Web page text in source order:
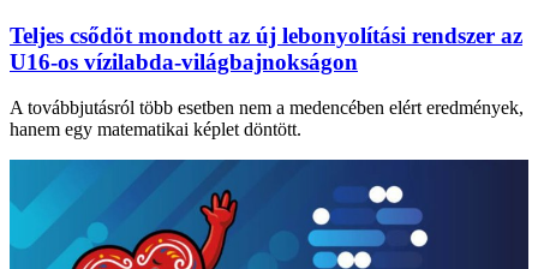
Teljes csődöt mondott az új lebonyolítási rendszer az
U16-os vízilabda-világbajnokságon
A továbbjutásról több esetben nem a medencében elért eredmények,
hanem egy matematikai képlet döntött.